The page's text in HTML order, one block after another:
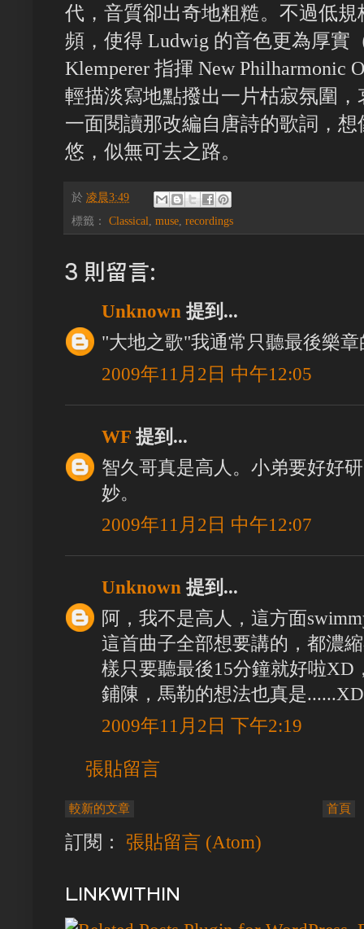
代，音質卻出奇地粗糙。不過低
頻，使得 Ludwig 的音色更為厚實
Klemperer 指揮 New Philharmonic
輕描淡寫地點撥出一片枯寂氛圍
一面閱讀那改編自唐詩的歌詞，
悠，似無可去之路。
於 凌晨3:49
標籤： Classical muse recordings
3 則留言:
Unknown 提到...
"大地之歌"我通常只聽最後樂章
2009年11月2日 中午12:05
WF 提到...
智久哥真是高人。小弟要好好
妙。
2009年11月2日 中午12:07
Unknown 提到...
阿，我不是高人，這方面
這首曲子全部想要講的，都濃
樣只要聽最後15分鐘就好啦XD
鋪陳，馬勒的想法也真是
2009年11月2日 下午2:19
張貼留言
較新的文章 首頁
訂閱： 張貼留言 (Atom)
LINKWITHIN